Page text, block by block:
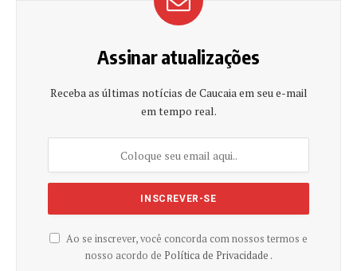
Assinar atualizações
Receba as últimas notícias de Caucaia em seu e-mail
em tempo real.
Ao se inscrever, você concorda com nossos termos e
nosso acordo de Política de Privacidade .